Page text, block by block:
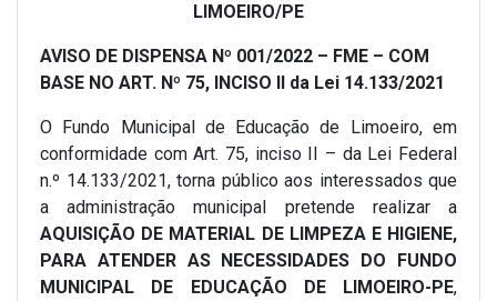
LIMOEIRO/PE
AVISO DE DISPENSA Nº 001/2022 – FME – COM
BASE NO ART. Nº 75, INCISO II da Lei 14.133/2021
O Fundo Municipal de Educação de Limoeiro, em
conformidade com Art. 75, inciso II – da Lei Federal
n.º 14.133/2021, torna público aos interessados que
a administração municipal pretende realizar a
AQUISIÇÃO DE MATERIAL DE LIMPEZA E HIGIENE,
PARA ATENDER AS NECESSIDADES DO FUNDO
MUNICIPAL DE EDUCAÇÃO DE LIMOEIRO-PE,